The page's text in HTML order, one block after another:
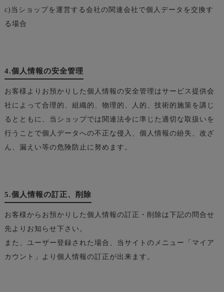
c)当ショップを運営する会社の関連会社で個人データを交換す
る場合
4.個人情報の安全管理
お客様よりお預かりした個人情報の安全管理はサービス提供会
社によって合理的、組織的、物理的、人的、技術的施策を講じ
るとともに、当ショップでは関連法令に準じた適切な取扱いを
行うことで個人データへの不正な侵入、個人情報の紛失、改ざ
ん、漏えい等の危険防止に努めます。
5.個人情報の訂正、削除
お客様からお預かりした個人情報の訂正・削除は下記の問合せ
先よりお知らせ下さい。
また、ユーザー登録された場合、当サイトのメニュー「マイア
カウント」より個人情報の訂正が出来ます。